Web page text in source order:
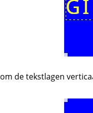
om de tekstlagen